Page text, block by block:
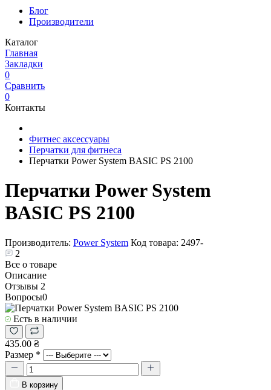
Блог
Производители
Каталог
Главная
Закладки
0
Сравнить
0
Контакты
Фитнес аксессуары
Перчатки для фитнеса
Перчатки Power System BASIC PS 2100
Перчатки Power System
BASIC PS 2100
Производитель: Power System Код товара: 2497-
2
Все о товаре
Описание
Отзывы 2
Вопросы0
Есть в наличии
435.00 ₴
Размер *
В корзину